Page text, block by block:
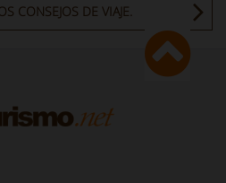
CONSEJOS DE VIAJE.